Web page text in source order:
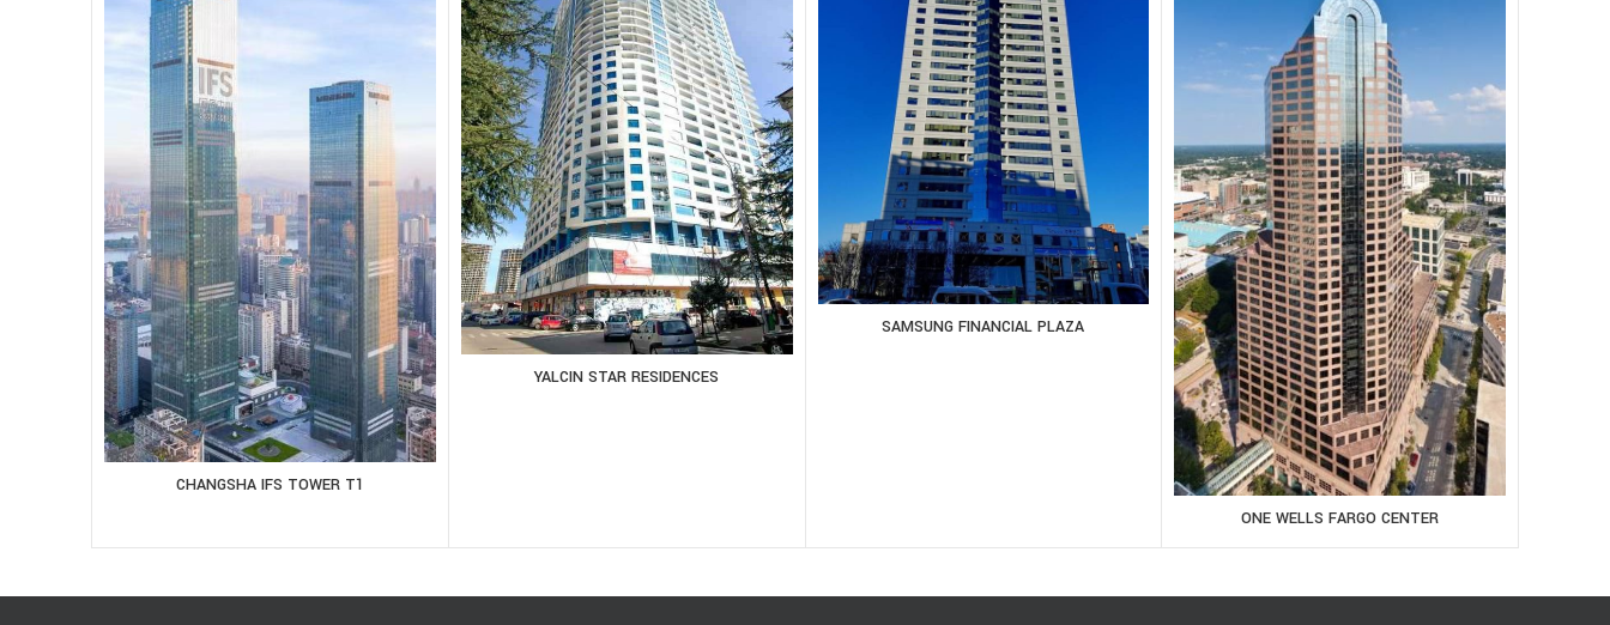
CHANGSHA IFS TOWER T1
YALCIN STAR RESIDENCES
SAMSUNG FINANCIAL PLAZA
ONE WELLS FARGO CENTER